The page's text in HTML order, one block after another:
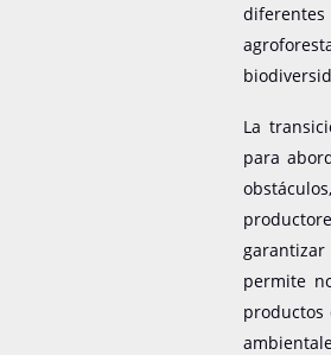
La
para
permite
productos